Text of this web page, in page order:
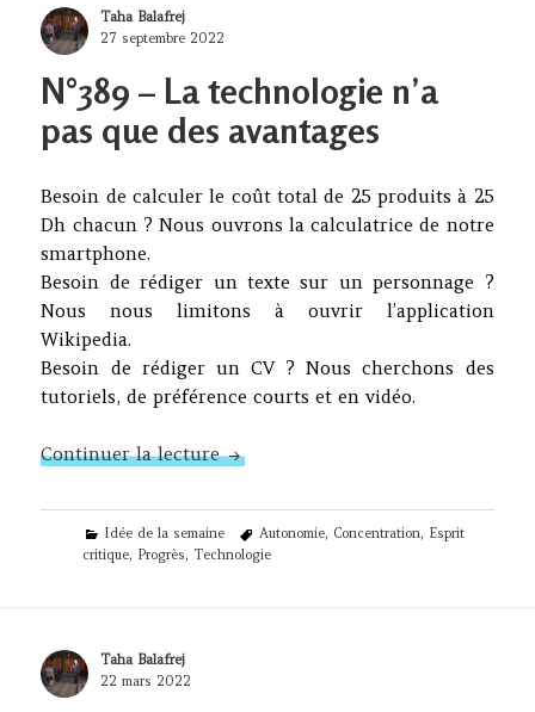
Author
Taha Balafrej
Posted
27 septembre 2022
N°389 – La technologie n’a
pas que des avantages
Besoin de calculer le coût total de 25 produits à 25
Dh chacun ? Nous ouvrons la calculatrice de notre
smartphone.
Besoin de rédiger un texte sur un personnage ?
Nous nous limitons à ouvrir l’application
Wikipedia.
Besoin de rédiger un CV ? Nous cherchons des
tutoriels, de préférence courts et en vidéo.
Continuer la lectureN°389 – La technologie n’a pas
Categories
Idée de la semaine Tags
Autonomie, Concentration, Esprit
critique, Progrès, Technologie
Author
Taha Balafrej
Posted
22 mars 2022